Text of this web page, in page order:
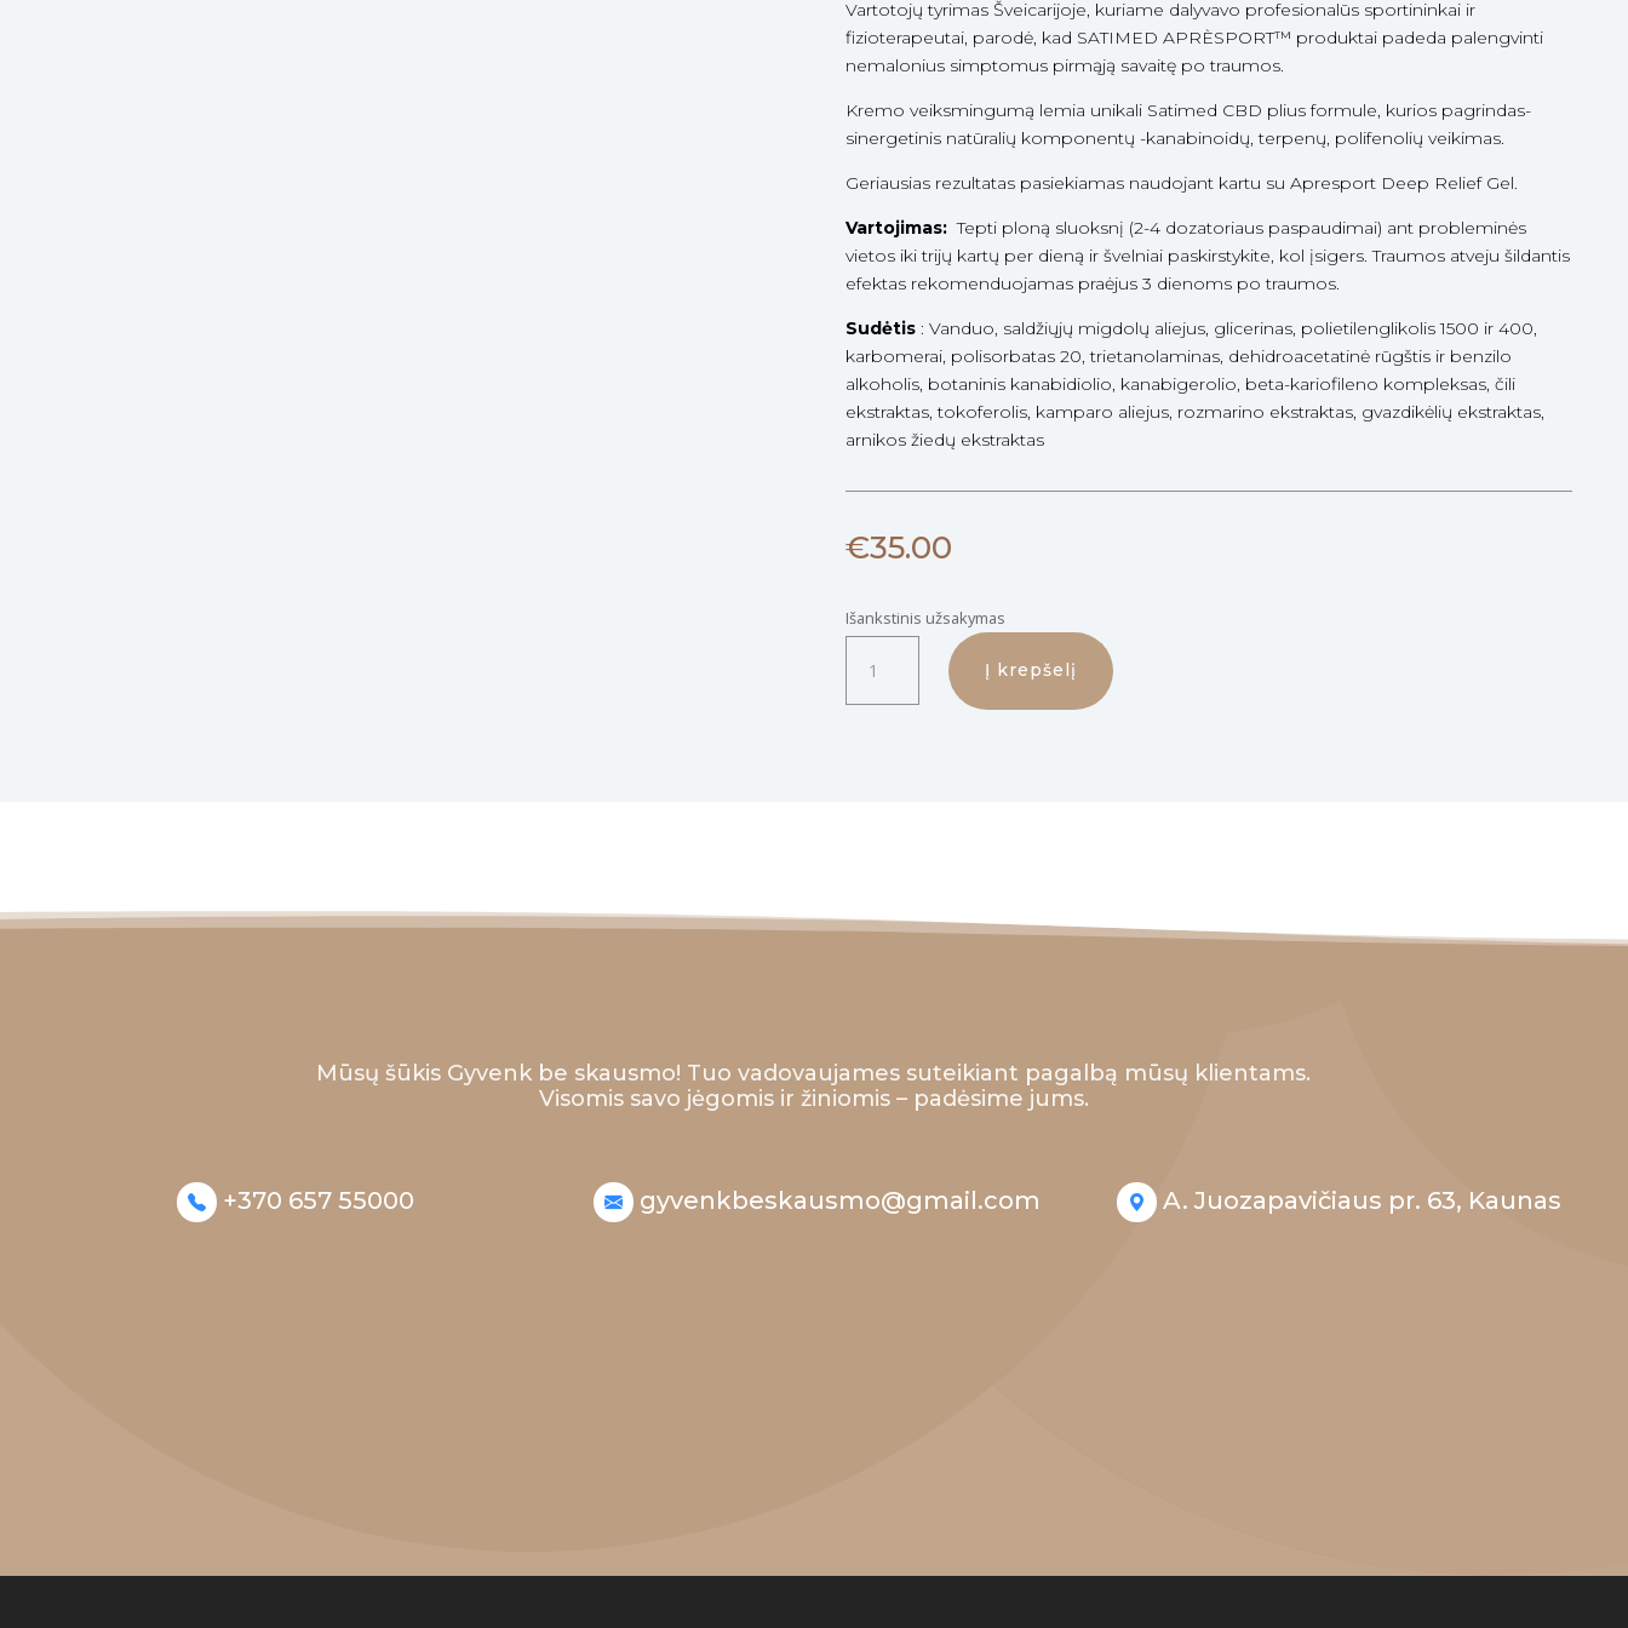
Vartotojų tyrimas Šveicarijoje, kuriame dalyvavo profesionalūs sportininkai ir
fizioterapeutai, parodė, kad SATIMED APRÈSPORT™️ produktai padeda palengvinti
nemalonius simptomus pirmąją savaitę po traumos.
Kremo veiksmingumą lemia unikali Satimed CBD plius formule, kurios pagrindas-
sinergetinis natūralių komponentų -kanabinoidų, terpenų, polifenolių veikimas.
Geriausias rezultatas pasiekiamas naudojant kartu su Apresport Deep Relief Gel.
Vartojimas: Tepti ploną sluoksnį (2-4 dozatoriaus paspaudimai) ant probleminės
vietos iki trijų kartų per dieną ir švelniai paskirstykite, kol įsigers. Traumos atveju šildantis
efektas rekomenduojamas praėjus 3 dienoms po traumos.
Sudėtis : Vanduo, saldžiųjų migdolų aliejus, glicerinas, polietilenglikolis 1500 ir 400,
karbomerai, polisorbatas 20, trietanolaminas, dehidroacetatinė rūgštis ir benzilo
alkoholis, botaninis kanabidiolio, kanabigerolio, beta-kariofileno kompleksas, čili
ekstraktas, tokoferolis, kamparo aliejus, rozmarino ekstraktas, gvazdikėlių ekstraktas,
arnikos žiedų ekstraktas
€35.00
Išankstinis užsakymas
kiekis:
APRESPORT
Į krepšelį
Mūsų šūkis Gyvenk be skausmo! Tuo vadovaujames suteikiant pagalbą mūsų klientams.
Visomis savo jėgomis ir žiniomis – padėsime jums.
+370 657 55000 gyvenkbeskausmo@gmail.com A. Juozapavičiaus pr. 63, Kaunas